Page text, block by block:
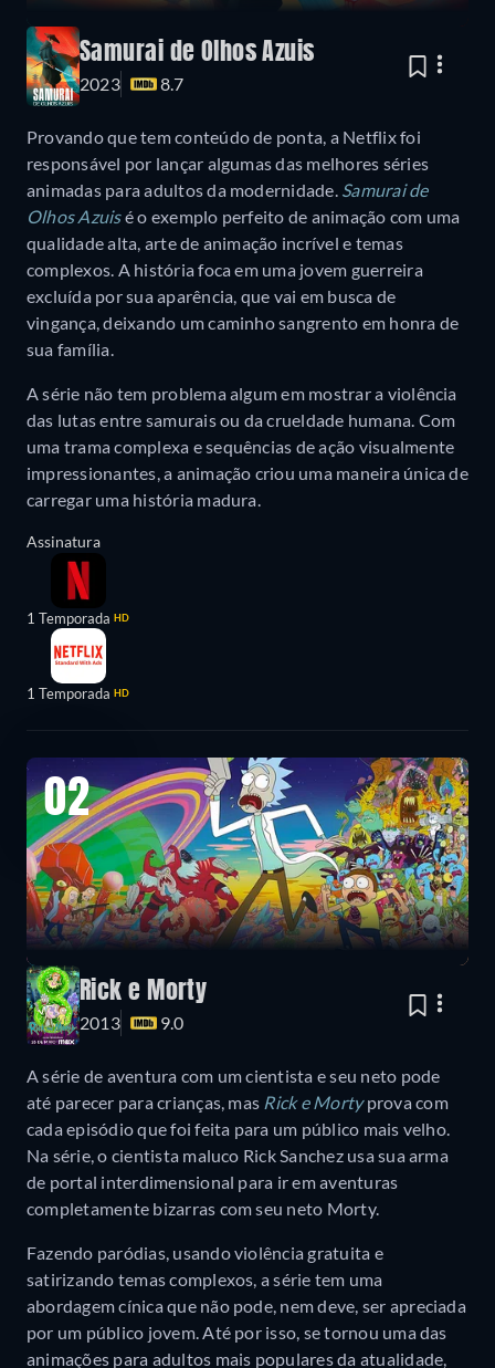
Samurai de Olhos Azuis
2023 8.7
Provando que tem conteúdo de ponta, a Netflix foi
responsável por lançar algumas das melhores séries
animadas para adultos da modernidade. Samurai de
Olhos Azuisé o exemplo perfeito de animação com uma
qualidade alta, arte de animação incrível e temas
complexos. A história foca em uma jovem guerreira
excluída por sua aparência, que vai em busca de
vingança, deixando um caminho sangrento em honra de
sua família.
A série não tem problema algum em mostrar a violência
das lutas entre samurais ou da crueldade humana. Com
uma trama complexa e sequências de ação visualmente
impressionantes, a animação criou uma maneira única de
carregar uma história madura.
Assinatura
1 Temporada HD
1 Temporada HD
02
Rick e Morty
2013 9.0
A série de aventura com um cientista e seu neto pode
até parecer para crianças, mas Rick e Mortyprova com
cada episódio que foi feita para um público mais velho.
Na série, o cientista maluco Rick Sanchez usa sua arma
de portal interdimensional para ir em aventuras
completamente bizarras com seu neto Morty.
Fazendo paródias, usando violência gratuita e
satirizando temas complexos, a série tem uma
abordagem cínica que não pode, nem deve, ser apreciada
por um público jovem. Até por isso, se tornou uma das
animações para adultos mais populares da atualidade,